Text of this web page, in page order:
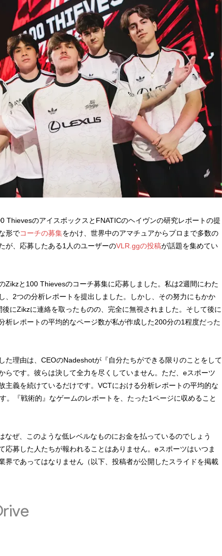
ThievesのアイスボックスとFNATICのヘイヴンの研究レポートの提
形でコーチの募集をかけ、世界中のアマチュアからプロまで多数の
が、応募したある1人のユーザーのVLR.ggの投稿が話題を集めてい
Zikzと100 Thievesのコーチ募集に応募しました。私は2週間にわた
、2つの分析レポートを提出しました。しかし、その努力にもかか
にZikzに連絡を取ったものの、完全に無視されました。そして後に
析レポートの平均的なページ数が私が作成した200分の1程度だった
た理由は、CEOのNadeshotが『自分たちができる限りのことをして
らです。彼らは決して全力を尽くしていません。ただ、eスポーツ
主義を続けているだけです。VCTにおける分析レポートの平均的な
。『戦術的』なゲームのレポートを、たった1ページに収めること
なぜ、このような低レベルなものにお金を払っているのでしょう
応募した人たちが報われることはありません。eスポーツはいつま
界であってはなりません（以下、投稿者が公開したスライドを掲載